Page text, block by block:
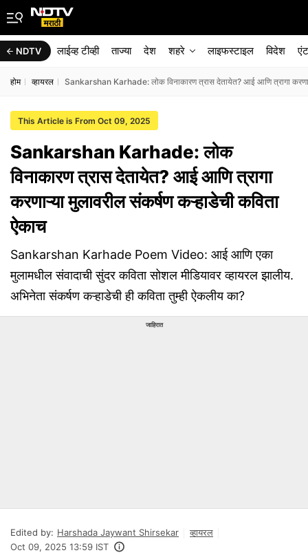
NDTV लाईव्ह टीव्ही ताज्या देश शहरे लाइफस्टाइल विदेश
होम व्हायरल Sankarshan Karhade: लोक विनाकारण त्रास देतायेत? आई आणि त्रागा
This Article is From Oct 09, 2025
Sankarshan Karhade: लोक
विनाकारण त्रास देतायेत? आई आणि त्रागा
करणाऱ्या मुलावरील संकर्षण कऱ्हाडेची कविता
ऐकाच
Sankarshan Karhade Poem Video: आई आणि एका
मुलामधील संवादाची सुंदर कविता सोशल मीडियावर व्हायरल झालीय.
अभिनेता संकर्षण कऱ्हाडेची ही कविता तुम्ही ऐकलीय का?
जाहिरात
Edited by: Harshada Jaywant Shirsekar
व्हायरल
Oct 09, 2025 13:59 IST